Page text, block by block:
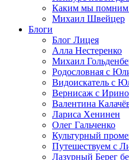
Каким мы помним
Михаил Швейцер
Блоги
Блог Лицея
Алла Нестеренко
Михаил
Родословная с
Видоискатель с
Вернисаж с
Валентина
Лариса Хенинен
Олег Гальченко
Культурный
Путешествуем с
Лазурный Берег